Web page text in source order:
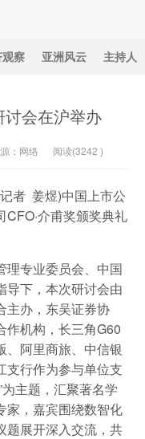
察 亚洲风云 主持人
讨会在沪举办
：网络 阅读(3242 )
者 姜煜)中国上市公
介甫奖颁奖典礼
专业委员会、中国
导下，本次研讨会由
主办，东吴证券协
作机构，长三角G60
、阿里商旅、中信银
支行作为参与单位支
主题，汇聚著名学
家，嘉宾围绕数智化
题展开深入交流，共